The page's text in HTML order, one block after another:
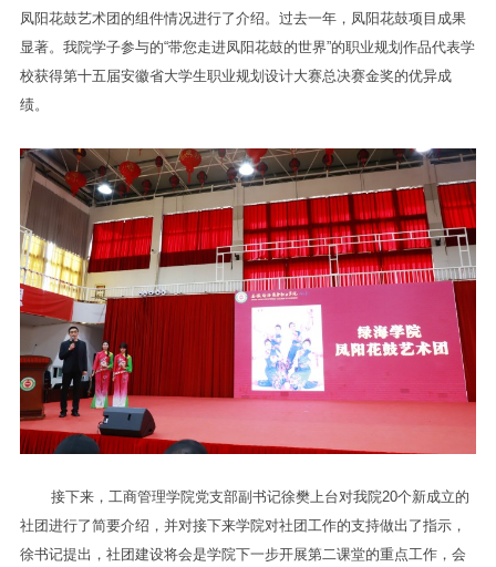
凤阳花鼓艺术团的组件情况进行了介绍。过去一年，凤阳花鼓项目成果
显著。我院学子参与的“带您走进凤阳花鼓的世界”的职业规划作品代表学
校获得第十五届安徽省大学生职业规划设计大赛总决赛金奖的优异成
绩。
接下来，工商管理学院党支部副书记徐樊上台对我院20个新成立的
社团进行了简要介绍，并对接下来学院对社团工作的支持做出了指示，
徐书记提出，社团建设将会是学院下一步开展第二课堂的重点工作，会